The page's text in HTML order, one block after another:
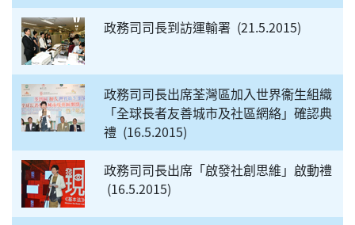
政務司司長到訪運輸署 21.5.2015
政務司司長出席荃灣區加入世界衞生組織
「全球長者友善城市及社區網絡」確認典
禮 16.5.2015
政務司司長出席「啟發社創思維」啟動禮
16.5.2015